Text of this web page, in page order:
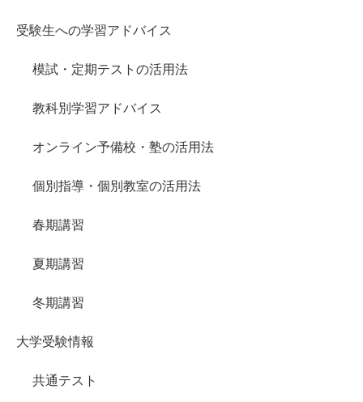
受験生への学習アドバイス
模試・定期テストの活用法
教科別学習アドバイス
オンライン予備校・塾の活用法
個別指導・個別教室の活用法
春期講習
夏期講習
冬期講習
大学受験情報
共通テスト